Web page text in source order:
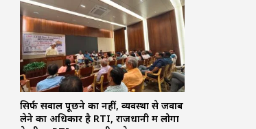
सिर्फ सवाल पूछने का नहीं, व्यवस्था से जवाब
लेने का अधिकार है RTI, राजधानी में लोगों